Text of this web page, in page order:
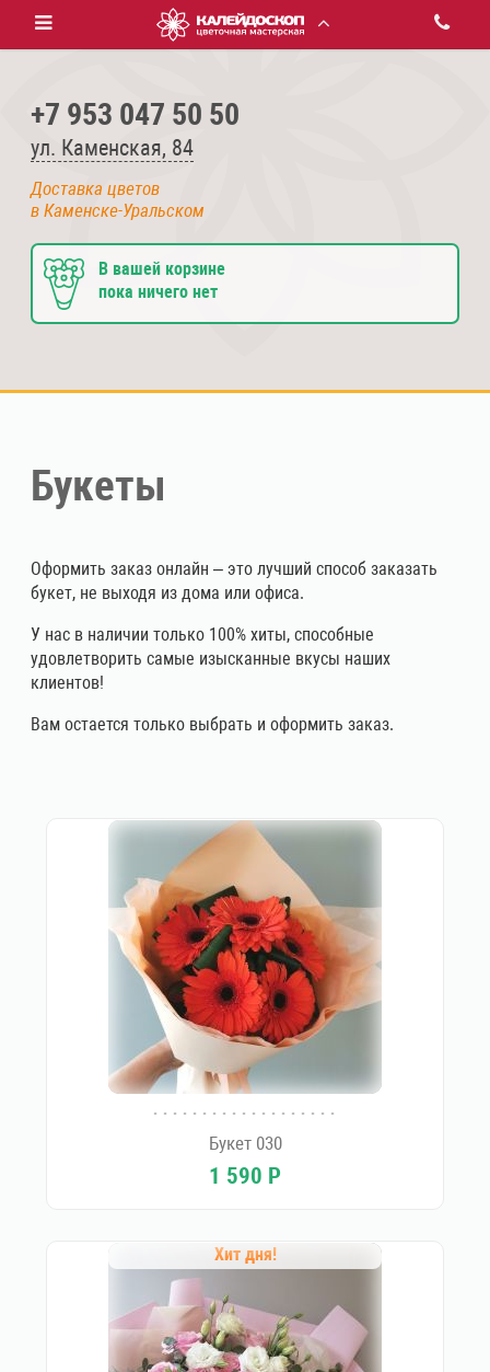
+7 953 047 50 50
ул. Каменская, 84
Доставка цветов
в Каменске-Уральском
В вашей корзине
пока ничего нет
Букеты
Оформить заказ онлайн – это лучший способ заказать
букет, не выходя из дома или офиса.
У нас в наличии только 100% хиты, способные
удовлетворить самые изысканные вкусы наших
клиентов!
Вам остается только выбрать и оформить заказ.
Букет 030
1 590 Р
Хит дня!